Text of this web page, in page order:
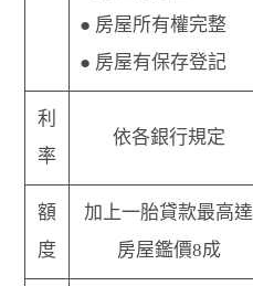
● 房屋所有權完整
● 房屋有保存登記
利
率
依各銀行規定
額
度
加上一胎貸款最高達
房屋鑑價8成